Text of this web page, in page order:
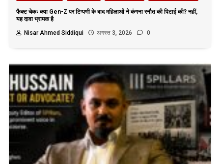
फैक्ट चेकः क्या Gen-Z पर टिप्पणी के बाद महिलाओं ने कंगना रनौत की पिटाई की? नहीं,
यह दावा भ्रामक है
Nisar Ahmed Siddiqui
अगस्त 3, 2026 0